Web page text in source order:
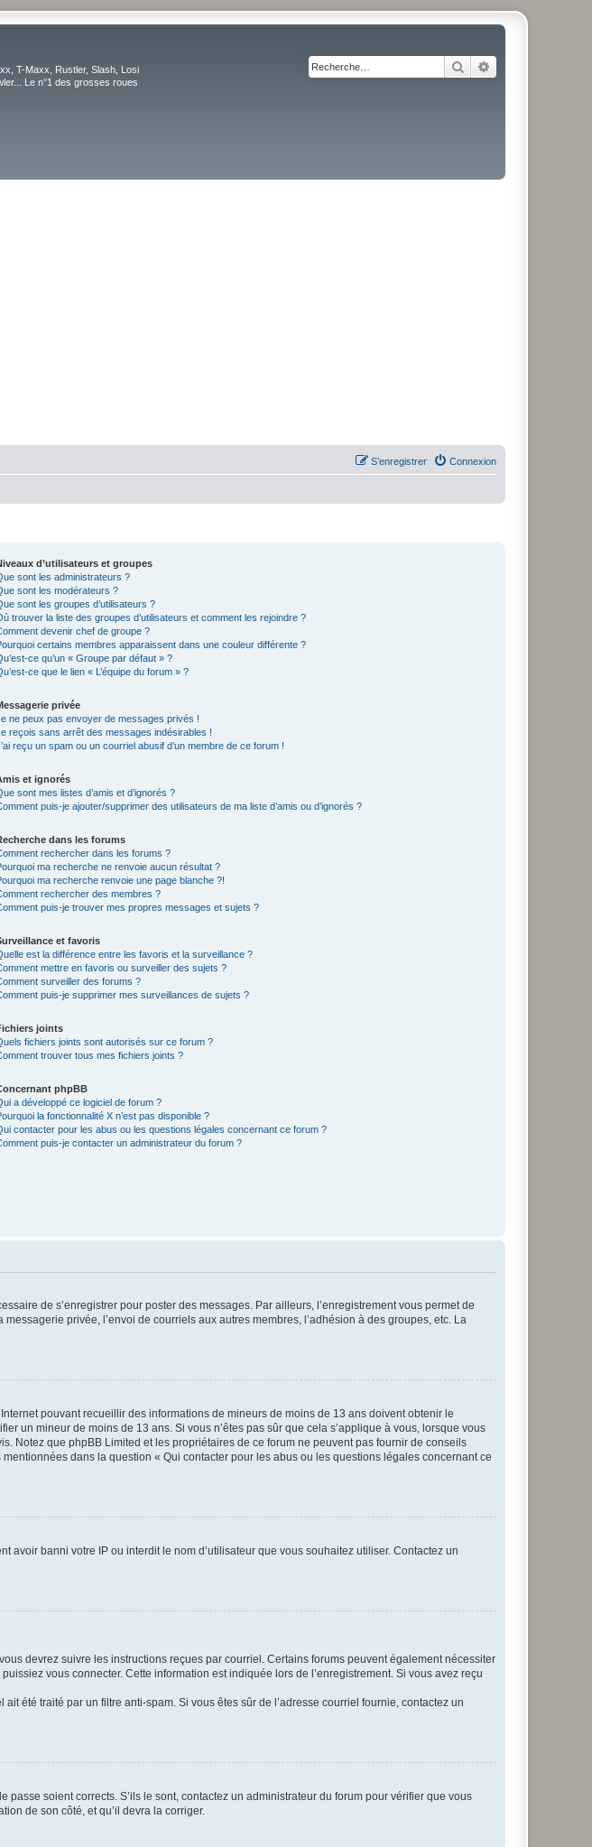
T-Maxx, Rustler, Slash, Losi
Le n°1 des grosses roues
Rechercher
Connexion
S’enregistrer
d’utilisateurs et groupes
sont les administrateurs ?
sont les modérateurs ?
sont les groupes d’utilisateurs ?
trouver la liste des groupes d’utilisateurs et comment les rejoindre ?
devenir chef de groupe ?
certains membres apparaissent dans une couleur différente ?
ce qu’un « Groupe par défaut » ?
ce que le lien « L’équipe du forum » ?
privée
ne peux pas envoyer de messages privés !
reçois sans arrêt des messages indésirables !
reçu un spam ou un courriel abusif d’un membre de ce forum !
et ignorés
sont mes listes d’amis et d’ignorés ?
puis-je ajouter/supprimer des utilisateurs de ma liste d’amis ou d’ignorés ?
dans les forums
rechercher dans les forums ?
ma recherche ne renvoie aucun résultat ?
ma recherche renvoie une page blanche ?!
rechercher des membres ?
puis-je trouver mes propres messages et sujets ?
et favoris
est la différence entre les favoris et la surveillance ?
mettre en favoris ou surveiller des sujets ?
surveiller des forums ?
puis-je supprimer mes surveillances de sujets ?
joints
fichiers joints sont autorisés sur ce forum ?
trouver tous mes fichiers joints ?
phpBB
a développé ce logiciel de forum ?
la fonctionnalité X n’est pas disponible ?
contacter pour les abus ou les questions légales concernant ce forum ?
puis-je contacter un administrateur du forum ?
de s’enregistrer pour poster des messages. Par ailleurs, l’enregistrement vous permet de
privée, l’envoi de courriels aux autres membres, l’adhésion à des groupes, etc. La
pouvant recueillir des informations de mineurs de moins de 13 ans doivent obtenir le
un mineur de moins de 13 ans. Si vous n’êtes pas sûr que cela s’applique à vous, lorsque vous
Notez que phpBB Limited et les propriétaires de ce forum ne peuvent pas fournir de conseils
dans la question « Qui contacter pour les abus ou les questions légales concernant ce
avoir banni votre IP ou interdit le nom d’utilisateur que vous souhaitez utiliser. Contactez un
devrez suivre les instructions reçues par courriel. Certains forums peuvent également nécessiter
vous connecter. Cette information est indiquée lors de l’enregistrement. Si vous avez reçu
été traité par un filtre anti-spam. Si vous êtes sûr de l’adresse courriel fournie, contactez un
soient corrects. S’ils le sont, contactez un administrateur du forum pour vérifier que vous
de son côté, et qu’il devra la corriger.